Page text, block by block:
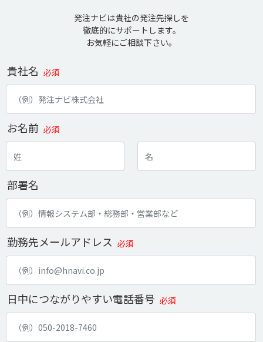
発注ナビは貴社の発注先探しを
徹底的にサポートします。
お気軽にご相談下さい。
貴社名 必須
お名前 必須
部署名
勤務先メールアドレス 必須
日中につながりやすい電話番号 必須